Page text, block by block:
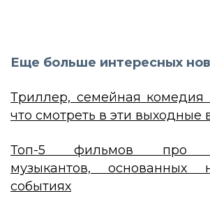
Еще больше интересных
Триллер, семейная
что смотреть в эти выходные
Топ-5 фильмов про
музыкантов, основанных
событиях